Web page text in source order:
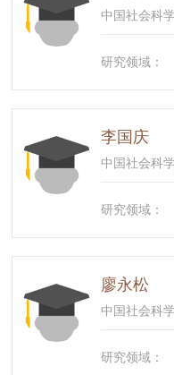
中国社会科
研究领域：
李国庆
中国社会科
研究领域：
廖永松
中国社会科
研究领域：